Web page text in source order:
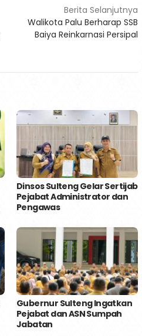
Berita Selanjutnya
Walikota Palu Berharap SSB
Baiya Reinkarnasi Persipal
Dinsos Sulteng Gelar Sertijab
Pejabat Administrator dan
Pengawas
Gubernur Sulteng Ingatkan
Pejabat dan ASN Sumpah
Jabatan